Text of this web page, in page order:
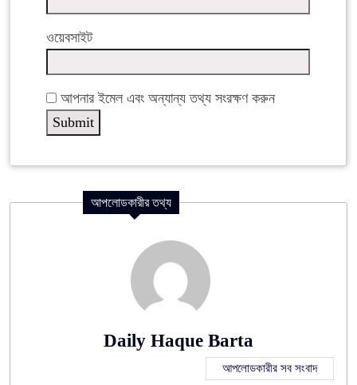
ওয়েবসাইট
আপনার ইমেল এবং অন্যান্য তথ্য সংরক্ষণ করুন
আপলোডকারীর তথ্য
Daily Haque Barta
আপলোডকারীর সব সংবাদ